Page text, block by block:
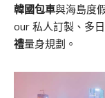
韓國包車與海島度
our 私人訂製、多
禮量身規劃。